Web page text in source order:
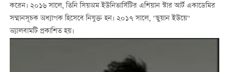
করেন। ২০১৬ সালে, তিনি সিয়অম ইউনিভার্সিটির এশিয়ান স্টার আর্ট একাডেমির
সম্মানসূচক অধ্যাপক হিসেবে নিযুক্ত হন। ২০১‌৭ সালে, "ছুয়ান ইউয়ে"
অ্যালবামটি প্রকাশিত হয়।